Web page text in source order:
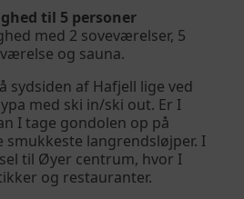
til 5 personer
med 2 soveværelser, 5
og sauna.
sydsiden af Hafjell lige ved
med ski in/ski out. Er I
I tage gondolen op på
smukkeste langrendsløjper. I
til Øyer centrum, hvor I
og restauranter.